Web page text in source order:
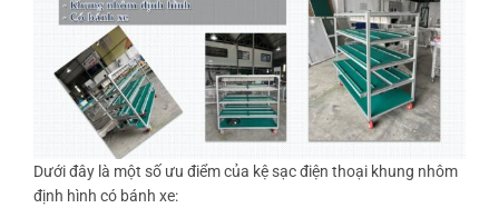
Dưới đây là một số ưu điểm của kệ sạc điện thoại khung nhôm
định hình có bánh xe: